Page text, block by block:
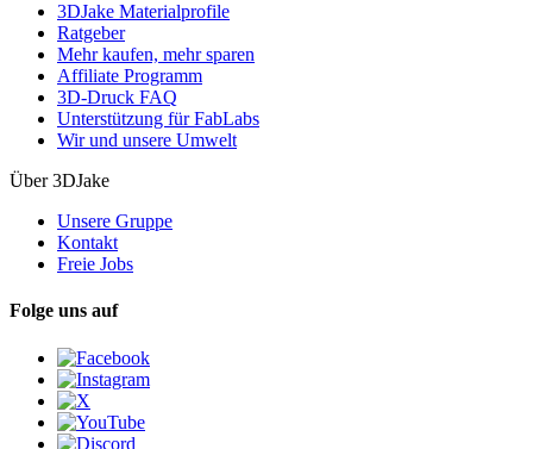
3DJake Materialprofile
Ratgeber
Mehr kaufen, mehr sparen
Affiliate Programm
3D-Druck FAQ
Unterstützung für FabLabs
Wir und unsere Umwelt
Über 3DJake
Unsere Gruppe
Kontakt
Freie Jobs
Folge uns auf